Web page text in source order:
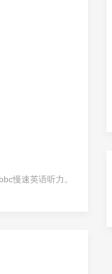
慢速英语听力。